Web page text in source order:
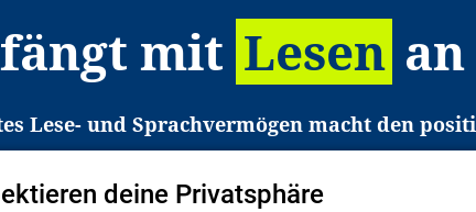
mit Lesen an
Lese- und Sprachvermögen macht den
den Zugang zu Bildung und einem
in Deutschland haben aber große
deine Privatsphäre